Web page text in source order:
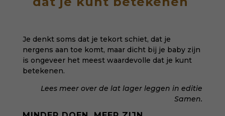
Je denkt soms dat je tekort schiet, dat je
nergens aan toe komt, maar dicht bij je baby zijn
is ongeveer het meest waardevolle dat je kunt
betekenen.
Lees meer over de lat lager leggen ineditie
Samen.